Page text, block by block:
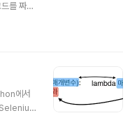
를 짜보
fro
im
i
에서